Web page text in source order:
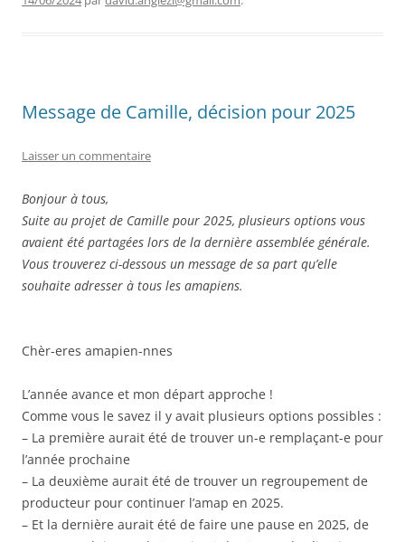
Message de Camille, décision pour 2025
Laisser un commentaire
Bonjour à tous,
Suite au projet de Camille pour 2025, plusieurs options vous
avaient été partagées lors de la dernière assemblée générale.
Vous trouverez ci-dessous un message de sa part qu’elle
souhaite adresser à tous les amapiens.
Chèr-eres amapien-nnes
L’année avance et mon départ approche !
Comme vous le savez il y avait plusieurs options possibles :
– La première aurait été de trouver un-e remplaçant-e pour
l’année prochaine
– La deuxième aurait été de trouver un regroupement de
producteur pour continuer l’amap en 2025.
– Et la dernière aurait été de faire une pause en 2025, de